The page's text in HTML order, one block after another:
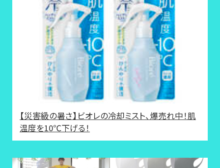
【災害級の暑さ】ビオレの冷却ミスト、爆売れ中！肌
温度を10℃下げる！